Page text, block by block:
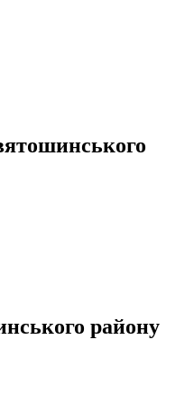
району